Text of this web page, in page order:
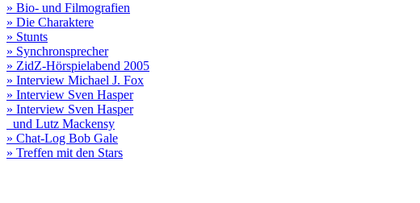
» Bio- und Filmografien
» Die Charaktere
» Stunts
» Synchronsprecher
» ZidZ-Hörspielabend 2005
» Interview Michael J. Fox
» Interview Sven Hasper
» Interview Sven Hasper
und Lutz Mackensy
» Chat-Log Bob Gale
» Treffen mit den Stars